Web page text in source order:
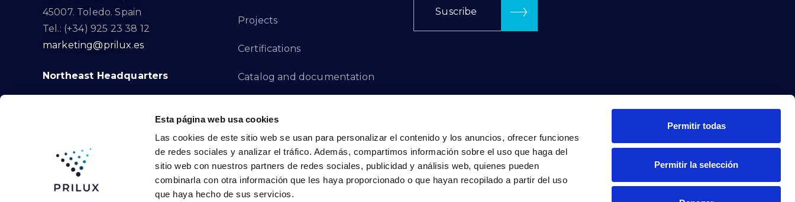
Esta página web usa cookies
Las cookies de este sitio web se usan para personalizar el contenido y los anuncios, ofrecer funciones
de redes sociales y analizar el tráfico. Además, compartimos información sobre el uso que haga del
sitio web con nuestros partners de redes sociales, publicidad y análisis web, quienes pueden
combinarla con otra información que les haya proporcionado o que hayan recopilado a partir del uso
que haya hecho de sus servicios.
Permitir todas
Permitir la selección
45007. Toledo. Spain
Tel.: (+34) 925 23 38 12
marketing@prilux.es
Northeast Headquarters
08791. Sant Llorenç d’Hortons.
Tel.: (+34) 93 719 23 29
marketing@prilux.es
Projects
Certifications
Catalog and documentation
Complaints Channel
Contact
Suscribe